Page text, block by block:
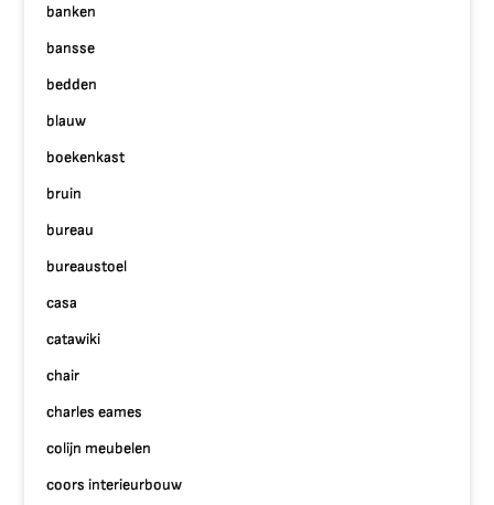
banken
bansse
bedden
blauw
boekenkast
bruin
bureau
bureaustoel
casa
catawiki
chair
charles eames
colijn meubelen
coors interieurbouw